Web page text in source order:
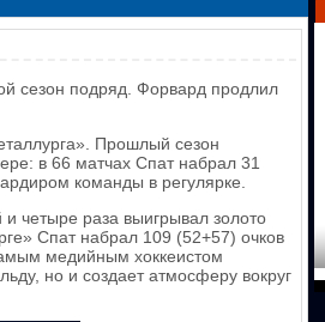
сезон подряд. Форвард продлил
Прошлый сезон
в 66 матчах Спат набрал 31
команды в регулярке.
четыре раза выигрывал золото
Спат набрал 109 (52+57) очков
медийным хоккеистом
но и создает атмосферу вокруг